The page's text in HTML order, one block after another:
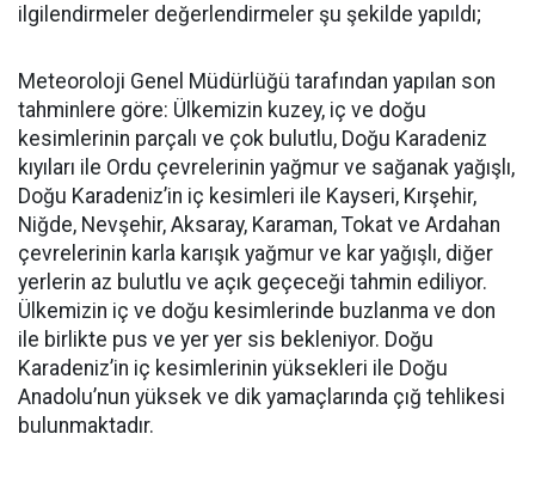
ilgilendirmeler değerlendirmeler şu şekilde yapıldı;
Meteoroloji Genel Müdürlüğü tarafından yapılan son
tahminlere göre: Ülkemizin kuzey, iç ve doğu
kesimlerinin parçalı ve çok bulutlu, Doğu Karadeniz
kıyıları ile Ordu çevrelerinin yağmur ve sağanak yağışlı,
Doğu Karadeniz’in iç kesimleri ile Kayseri, Kırşehir,
Niğde, Nevşehir, Aksaray, Karaman, Tokat ve Ardahan
çevrelerinin karla karışık yağmur ve kar yağışlı, diğer
yerlerin az bulutlu ve açık geçeceği tahmin ediliyor.
Ülkemizin iç ve doğu kesimlerinde buzlanma ve don
ile birlikte pus ve yer yer sis bekleniyor. Doğu
Karadeniz’in iç kesimlerinin yüksekleri ile Doğu
Anadolu’nun yüksek ve dik yamaçlarında çığ tehlikesi
bulunmaktadır.